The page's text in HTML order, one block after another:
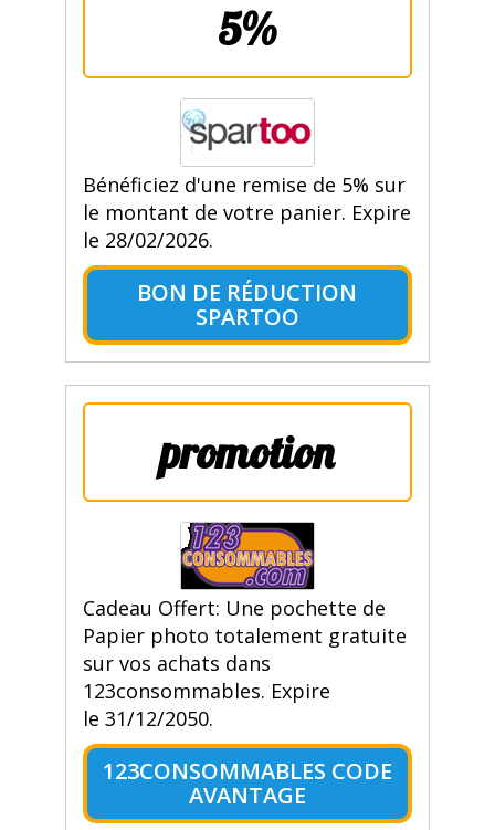
5%
Bénéficiez d'une remise de 5% sur
le montant de votre panier. Expire
le 28/02/2026.
BON DE RÉDUCTION
SPARTOO
promotion
Cadeau Offert: Une pochette de
Papier photo totalement gratuite
sur vos achats dans
123consommables. Expire
le 31/12/2050.
123CONSOMMABLES CODE
AVANTAGE